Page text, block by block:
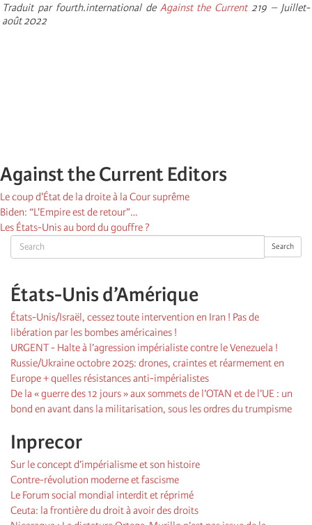
Search Search
États-Unis d’Amérique
États-Unis/Israël, cessez toute intervention en Iran ! Pas de
libération par les bombes américaines !
URGENT - Halte à l’agression impérialiste contre le Venezuela !
Russie/Ukraine octobre 2025: drones, craintes et réarmement en
Europe + quelles résistances anti-impérialistes
De la « guerre des 12 jours » aux sommets de l’OTAN et de l’UE : un
bond en avant dans la militarisation, sous les ordres du trumpisme
Inprecor
Sur le concept d’impérialisme et son histoire
Contre-révolution moderne et fascisme
Le Forum social mondial interdit et réprimé
Ceuta: la frontière du droit à avoir des droits
Traduit par fourth.international de Against the Current 219 – Juillet-
août 2022
Against the Current Editors
Le coup d'État de la droite à la Cour suprême
Biden: “L'Empire est de retour”…
Les États-Unis au bord du gouffre ?